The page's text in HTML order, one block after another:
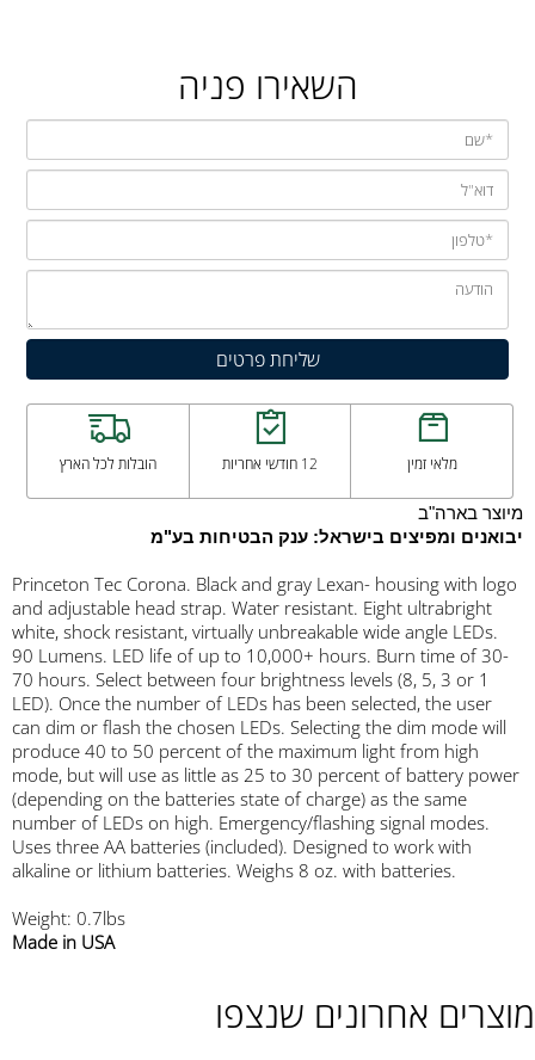
השאירו פניה
מלאי זמין 12 חודשי אחריות הובלות לכל הארץ
מיוצר בארה"ב
יבואנים ומפיצים בישראל: ענק הבטיחות בע"מ
Princeton Tec Corona. Black and gray Lexan- housing with logo
and adjustable head strap. Water resistant. Eight ultrabright
white, shock resistant, virtually unbreakable wide angle LEDs.
90 Lumens. LED life of up to 10,000+ hours. Burn time of 30-
70 hours. Select between four brightness levels (8, 5, 3 or 1
LED). Once the number of LEDs has been selected, the user
can dim or flash the chosen LEDs. Selecting the dim mode will
produce 40 to 50 percent of the maximum light from high
mode, but will use as little as 25 to 30 percent of battery power
(depending on the batteries state of charge) as the same
number of LEDs on high. Emergency/flashing signal modes.
Uses three AA batteries (included). Designed to work with
alkaline or lithium batteries. Weighs 8 oz. with batteries.
Weight: 0.7lbs
Made in USA
מוצרים אחרונים שנצפו